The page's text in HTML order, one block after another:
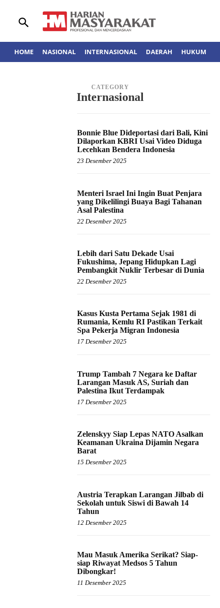
HOME NASIONAL INTERNASIONAL DAERAH HUKUM
CATEGORY
Internasional
Bonnie Blue Dideportasi dari Bali, Kini
Dilaporkan KBRI Usai Video Diduga
Lecehkan Bendera Indonesia
23 Desember 2025
Menteri Israel Ini Ingin Buat Penjara
yang Dikelilingi Buaya Bagi Tahanan
Asal Palestina
22 Desember 2025
Lebih dari Satu Dekade Usai
Fukushima, Jepang Hidupkan Lagi
Pembangkit Nuklir Terbesar di Dunia
22 Desember 2025
Kasus Kusta Pertama Sejak 1981 di
Rumania, Kemlu RI Pastikan Terkait
Spa Pekerja Migran Indonesia
17 Desember 2025
Trump Tambah 7 Negara ke Daftar
Larangan Masuk AS, Suriah dan
Palestina Ikut Terdampak
17 Desember 2025
Zelenskyy Siap Lepas NATO Asalkan
Keamanan Ukraina Dijamin Negara
Barat
15 Desember 2025
Austria Terapkan Larangan Jilbab di
Sekolah untuk Siswi di Bawah 14
Tahun
12 Desember 2025
Mau Masuk Amerika Serikat? Siap-
siap Riwayat Medsos 5 Tahun
Dibongkar!
11 Desember 2025